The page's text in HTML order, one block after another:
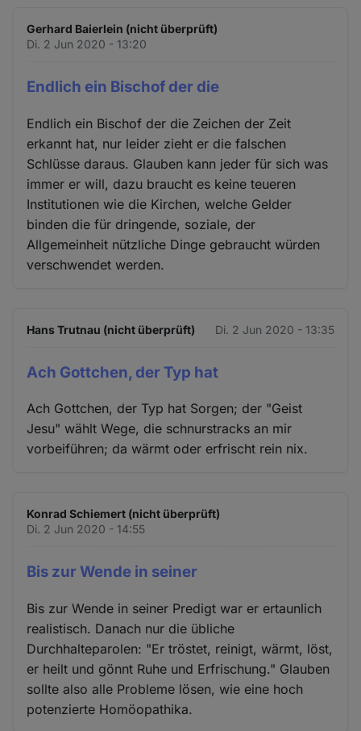
Gerhard Baierlein (nicht überprüft)
Di. 2 Jun 2020 - 13:20
Endlich ein Bischof der die
Endlich ein Bischof der die Zeichen der Zeit
erkannt hat, nur leider zieht er die falschen
Schlüsse daraus. Glauben kann jeder für sich was
immer er will, dazu braucht es keine teueren
Institutionen wie die Kirchen, welche Gelder
binden die für dringende, soziale, der
Allgemeinheit nützliche Dinge gebraucht würden
verschwendet werden.
Hans Trutnau (nicht überprüft) Di. 2 Jun 2020 - 13:35
Ach Gottchen, der Typ hat
Ach Gottchen, der Typ hat Sorgen; der "Geist
Jesu" wählt Wege, die schnurstracks an mir
vorbeiführen; da wärmt oder erfrischt rein nix.
Konrad Schiemert (nicht überprüft)
Di. 2 Jun 2020 - 14:55
Bis zur Wende in seiner
Bis zur Wende in seiner Predigt war er ertaunlich
realistisch. Danach nur die übliche
Durchhalteparolen: "Er tröstet, reinigt, wärmt, löst,
er heilt und gönnt Ruhe und Erfrischung." Glauben
sollte also alle Probleme lösen, wie eine hoch
potenzierte Homöopathika.